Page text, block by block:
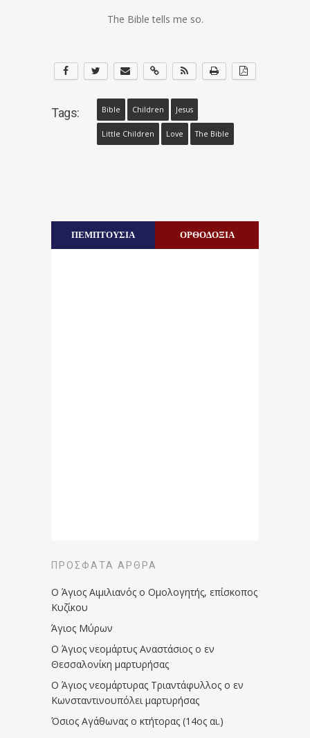
The Bible tells me so.
Tags: Bible Children Jesus
Little Children Love The Bible
ΠΕΜΠΤΟΥΣΙΑ ΟΡΘΟΔΟΞΙΑ
ΠΡΌΣΦΑΤΑ ΆΡΘΡΑ
Ο Άγιος Αιμιλιανός ο Ομολογητής, επίσκοπος
Κυζίκου
Άγιος Μύρων
Ο Άγιος νεομάρτυς Αναστάσιος ο εν
Θεσσαλονίκη μαρτυρήσας
Ο Άγιος νεομάρτυρας Τριαντάφυλλος ο εν
Κωνσταντινουπόλει μαρτυρήσας
Όσιος Αγάθωνας ο κτήτορας (14ος αι.)